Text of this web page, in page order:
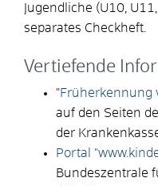
Jugendliche (U10,
separates Checkheft.
Vertiefende
"Früherkennung
auf den Seiten
der
Portal
Bundeszentrale